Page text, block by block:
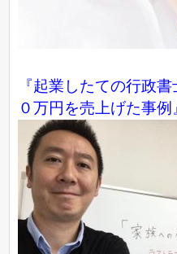
『起業したての行政
０万円を売上げた事例